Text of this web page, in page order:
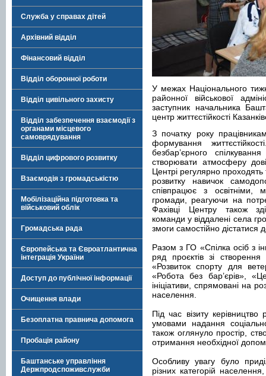
Служба у справах дітей
Архівний відділ
Фінансовий відділ
Відділ оборонної роботи
Відділ цивільного захисту
Відділ забезпечення взаємодії з
органами місцевого
самоврядування
Відділ цифрового розвитку
Взаємодія з громадськістю
Мобілізаційна підготовка та
військовий облік
Громадська рада
Європейська та Євроатлантична
інтеграція України
Доступ до публічної інформації
Очищення влади
Безоплатна правнича допомога
Пробація району
Баштанське управління
Держпродспоживслужби
У межах Національного
районної військової
заступник начальника
центр життєстійкості
З початку року
формування
безбар’єрного
створювати атмосферу
Центрі регулярно проходять
розвитку навичок
співпрацює з освітніми,
громади, реагуючи на
Фахівці Центру також
команди у віддалені села
змоги самостійно дістатися
Разом з ГО «Спілка осіб з
ряд проєктів зі
«Розвиток спорту для
«Робота без бар’єрів»,
ініціативи, спрямовані на
населення.
Під час візиту
умовами надання
також оглянуло простір,
отримання необхідної
Особливу увагу було
різних категорій